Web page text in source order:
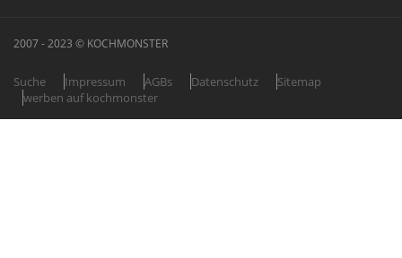
2007 - 2023 © KOCHMONSTER
Suche Impressum AGBs Datenschutz
Sitemap
werben auf kochmonster